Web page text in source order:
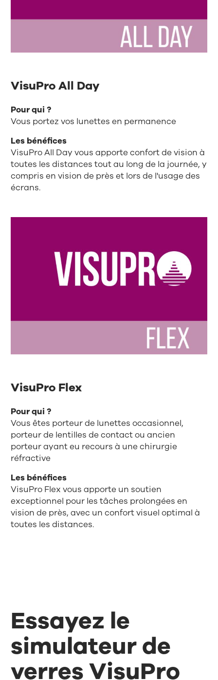
VisuPro All Day
Pour qui ?
Vous portez vos lunettes en permanence
Les bénéfices
VisuPro All Day vous apporte confort de vision à
toutes les distances tout au long de la journée, y
compris en vision de près et lors de l'usage des
écrans.
VisuPro Flex
Pour qui ?
Vous êtes porteur de lunettes occasionnel,
porteur de lentilles de contact ou ancien
porteur ayant eu recours à une chirurgie
réfractive
Les bénéfices
VisuPro Flex vous apporte un soutien
exceptionnel pour les tâches prolongées en
vision de près, avec un confort visuel optimal à
toutes les distances.
Essayez le
simulateur de
verres VisuPro